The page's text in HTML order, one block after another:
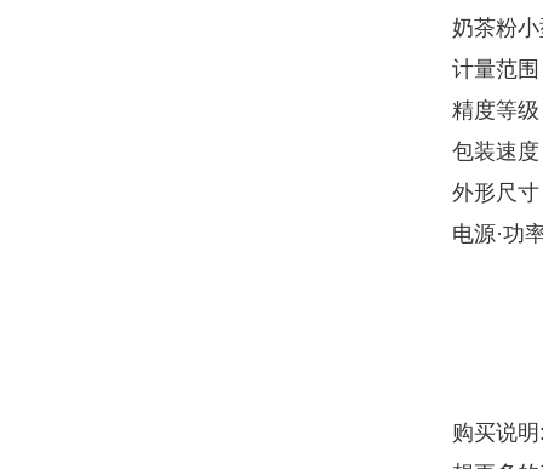
奶茶粉
计量范
精度等
包装速
外形尺
电源·功
购买说明